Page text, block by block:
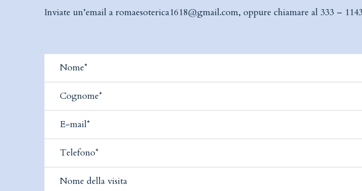
Inviate un’email a romaesoterica1618@gmail.com, oppure chiamare al 333 –